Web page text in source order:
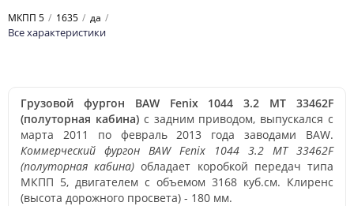
МКПП 5 1635 да
Все характеристики
Грузовой фургон BAW Fenix 1044 3.2 MT 33462F
(полуторная кабина)с задним приводом, выпускался с
марта 2011 по февраль 2013 года заводами BAW.
Коммерческий фургон BAW Fenix 1044 3.2 MT 33462F
(полуторная кабина) обладает коробкой передач типа
МКПП 5, двигателем с объемом 3168 куб.см. Клиренс
(высота дорожного просвета) - 180 мм.